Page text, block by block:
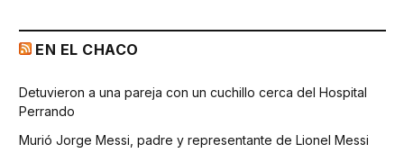
EN EL CHACO
Detuvieron a una pareja con un cuchillo cerca del Hospital
Perrando
Murió Jorge Messi, padre y representante de Lionel Messi